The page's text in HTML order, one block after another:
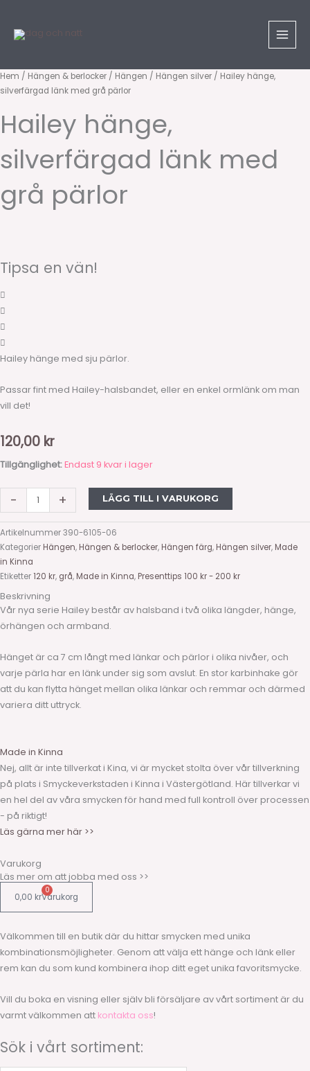
innehåll
Hem / Hängen & berlocker / Hängen / Hängen silver / Hailey hänge,
silverfärgad länk med grå pärlor
Hailey hänge,
silverfärgad länk med
grå pärlor
Tipsa en vän!
Hailey hänge med sju pärlor.
Passar fint med Hailey-halsbandet, eller en enkel ormlänk om man
vill det!
120,00 kr
Tillgänglighet:Endast 9 kvar i lager
-
Hailey
hänge,
länk
grå
pärlor
mängd
+ LÄGG TILL I VARUKORG
Artikelnummer390-6105-06
Kategorier Hängen, Hängen & berlocker, Hängen färg, Hängen silver, Made
in Kinna
Etiketter120 kr, grå, Made in Kinna, Presenttips 100 kr - 200 kr
Beskrivning
Vår nya serie Hailey består av halsband i två olika längder, hänge,
örhängen och armband.
Hänget är ca 7 cm långt med länkar och pärlor i olika nivåer, och
varje pärla har en länk under sig som avslut. En stor karbinhake gör
att du kan flytta hänget mellan olika länkar och remmar och därmed
variera ditt uttryck.
Made in Kinna
Nej, allt är inte tillverkat i Kina, vi är mycket stolta över vår tillverkning
på plats i Smyckeverkstaden i Kinna i Västergötland. Här tillverkar vi
en hel del av våra smycken för hand med full kontroll över processen
- på riktigt!
Läs gärna mer här >>
Varukorg
Läs mer om att jobba med oss >>
0,00 kr
0
Varukorg
Välkommen till en butik där du hittar smycken med unika
kombinationsmöjligheter. Genom att välja ett hänge och länk eller
rem kan du som kund kombinera ihop ditt eget unika favoritsmycke.
Vill du boka en visning eller själv bli försäljare av vårt sortiment är du
varmt välkommen att kontakta oss!
Sök i vårt sortiment: